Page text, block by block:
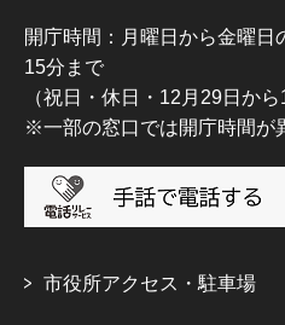
開庁時間：月曜日から金曜
15分まで
（祝日・休日・12月29日から
※一部の窓口では開庁時間が
市役所アクセス・駐車場